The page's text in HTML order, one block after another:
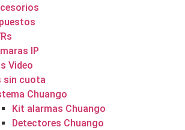
IP
Video
sin cuota
Chuango
Kit alarmas Chuango
Detectores Chuango